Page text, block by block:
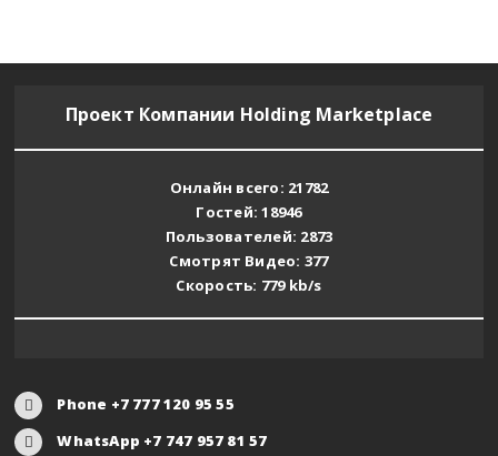
Проект Компании Holding Marketplace
Онлайн всего: 21803
Гостей:18945
Пользователей: 2872
Смотрят Видео: 362
Скорость: 777kb/s
Phone +7 777 120 95 55
WhatsApp +7 747 957 81 57